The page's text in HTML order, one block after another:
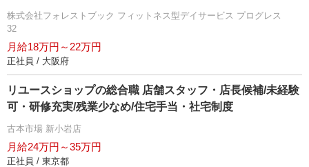
株式会社フォレストブック フィットネス型デイサービス プログレス
32
月給18万円～22万円
正社員 / 大阪府
リユースショップの総合職 店舗スタッフ・店長候補/未経験
可・研修充実/残業少なめ/住宅手当・社宅制度
古本市場 新小岩店
月給24万円～35万円
正社員 / 東京都